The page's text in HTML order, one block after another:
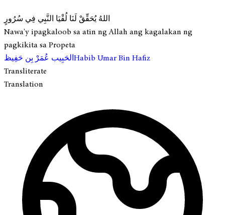
اللهُ يُحَقِّقْ لَنَا لُقْيَا النَّبِي فِي سُرُورٍ
Nawa'y ipagkaloob sa atin ng Allah ang kagalakan ng
pagkikita sa Propeta
الحَبِيب عُمَرْ بِن حَفِيظHabib Umar Bin Hafiz
Transliterate
Translation